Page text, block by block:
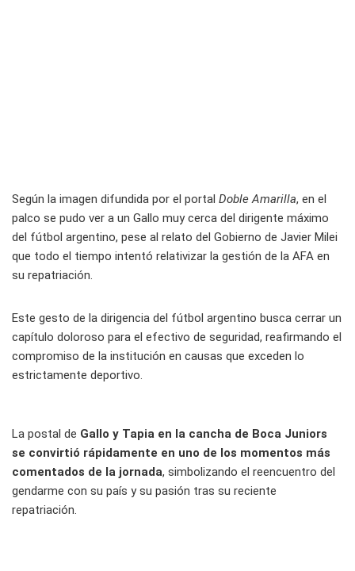
Según la imagen difundida por el portal Doble Amarilla, en el
palco se pudo ver a un Gallo muy cerca del dirigente máximo
del fútbol argentino, pese al relato del Gobierno de Javier Milei
que todo el tiempo intentó relativizar la gestión de la AFA en
su repatriación.
Este gesto de la dirigencia del fútbol argentino busca cerrar un
capítulo doloroso para el efectivo de seguridad, reafirmando el
compromiso de la institución en causas que exceden lo
estrictamente deportivo.
La postal de Gallo y Tapia en la cancha de Boca Juniors
se convirtió rápidamente en uno de los momentos más
comentados de la jornada, simbolizando el reencuentro del
gendarme con su país y su pasión tras su reciente
repatriación.